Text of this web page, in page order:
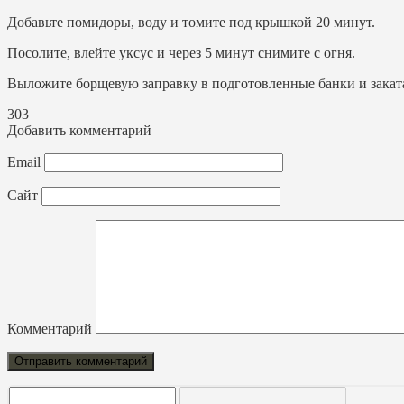
Добавьте помидоры, воду и томите под крышкой 20 минут.
Посолите, влейте уксус и через 5 минут снимите с огня.
Выложите борщевую заправку в подготовленные банки и
303
Добавить комментарий
Email
Сайт
Комментарий